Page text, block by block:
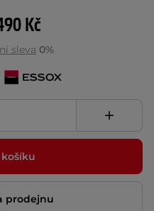
Kč
sleva 0%
prodejnu